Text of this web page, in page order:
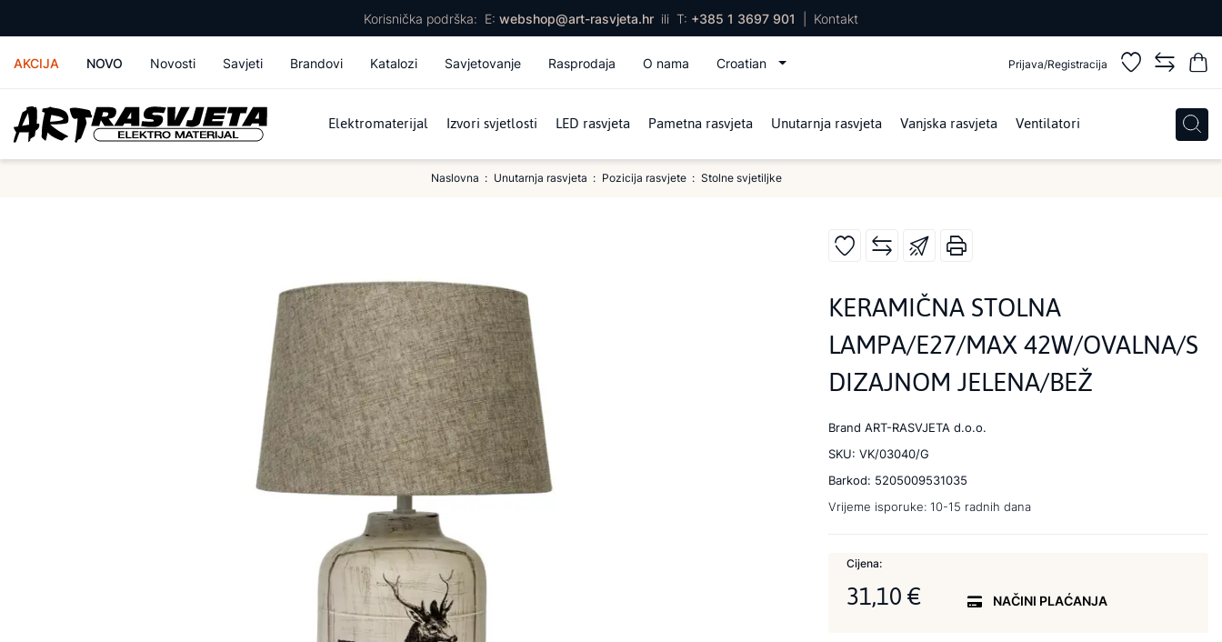
Korisnička podrška: E: webshop@art-rasvjeta.hr ili T: +385 1 3697 901 Kontakt
AKCIJA NOVO Novosti Savjeti Brandovi Katalozi Savjetovanje Rasprodaja O nama Croatian Prijava/Registracija
Elektromaterijal Izvori svjetlosti LED rasvjeta Pametna rasvjeta Unutarnja rasvjeta Vanjska rasvjeta Ventilatori
Naslovna Unutarnja rasvjeta Pozicija rasvjete Stolne svjetiljke
KERAMIČNA STOLNA
LAMPA/E27/MAX 42W/OVALNA/S
DIZAJNOM JELENA/BEŽ
Brand ART-RASVJETA d.o.o.
SKU: VK/03040/G
Barkod: 5205009531035
Vrijeme isporuke: 10-15 radnih dana
Cijena:
31,10 € NAČINI PLAĆANJA